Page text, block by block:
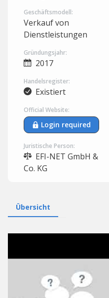
Geschäftsmodell:
Verkauf von
Dienstleistungen
Gründungsjahr:
2017
Handelsregister:
Existiert
Official Website:
Login required
Juristische Person:
EFI-NET GmbH &
Co. KG
Übersicht